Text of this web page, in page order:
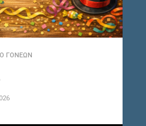
ΓΟΝΈΩΝ